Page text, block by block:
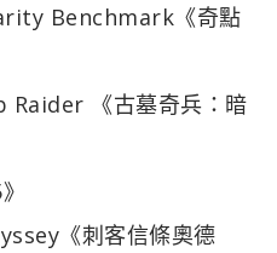
Benchmark《奇點
《古墓奇兵：暗
《刺客信條奧德